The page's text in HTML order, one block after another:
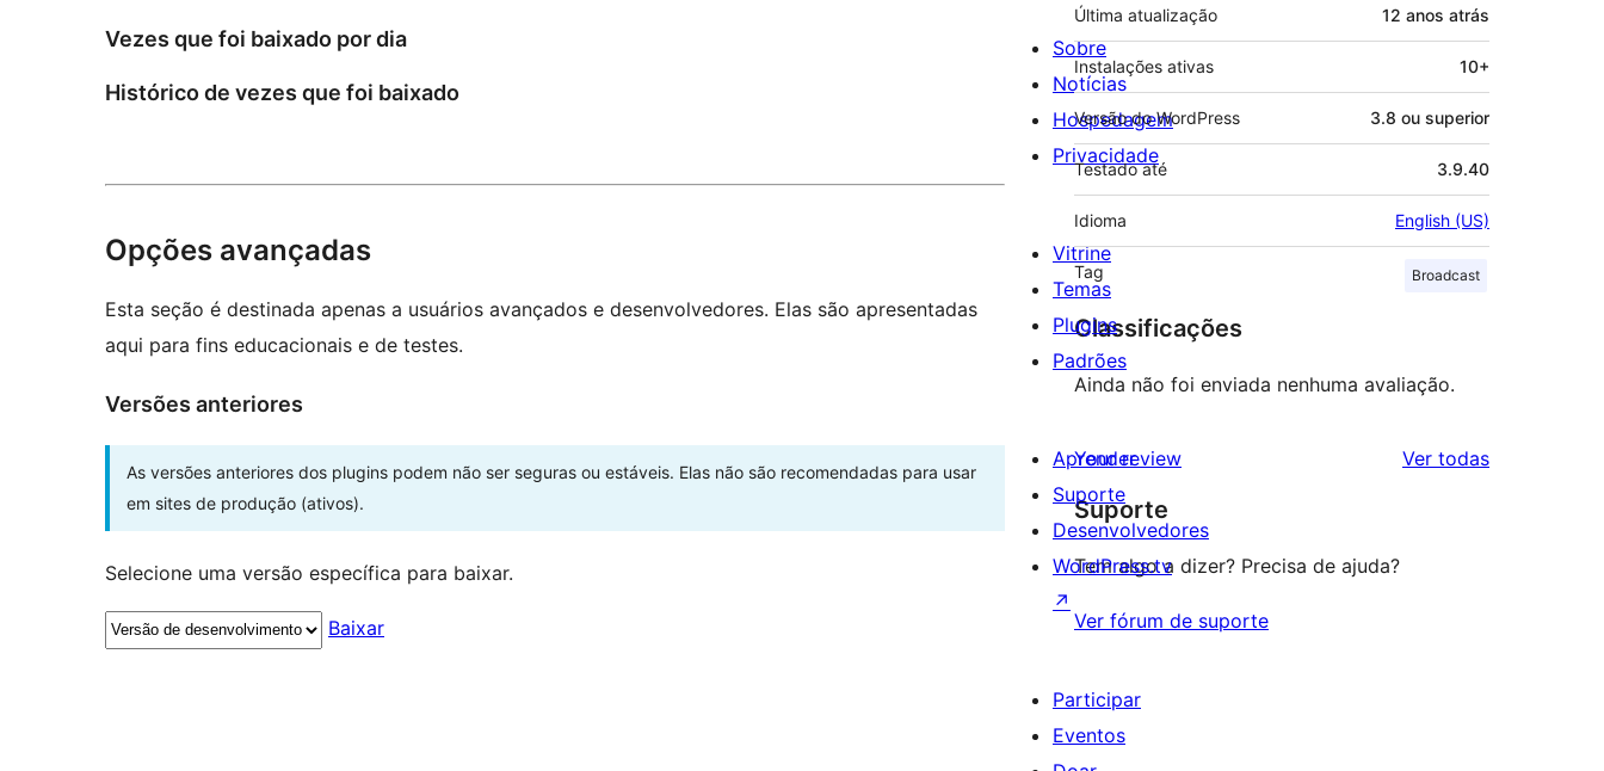
Vezes que foi baixado por dia
Histórico de vezes que foi baixado
Opções avançadas
Esta seção é destinada apenas a usuários avançados e desenvolvedores. Elas são apresentadas
aqui para fins educacionais e de testes.
Versões anteriores
As versões anteriores dos plugins podem não ser seguras ou estáveis. Elas não são recomendadas para usar
em sites de produção (ativos).
Selecione uma versão específica para baixar.
Baixar
Última atualização 12 anos atrás
Instalações ativas 10+
Versão do WordPress 3.8 ou superior
Testado até 3.9.40
Idioma English (US)
Tag Broadcast
Classificações
Ainda não foi enviada nenhuma avaliação.
Your review Ver todasavaliações
Suporte
Tem algo a dizer? Precisa de ajuda?
Ver fórum de suporte
Sobre
Notícias
Hospedagem
Privacidade
Vitrine
Temas
Plugins
Padrões
Aprender
Suporte
Desenvolvedores
WordPress.tv
↗
Participar
Eventos